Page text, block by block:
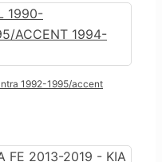
1992-1995/accent